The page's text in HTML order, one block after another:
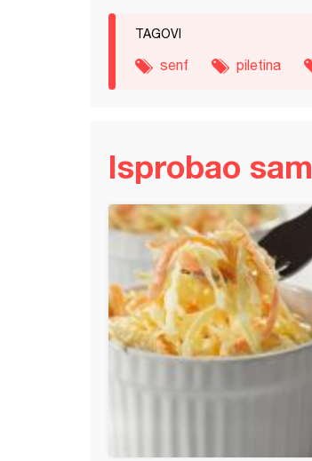
TAGOVI
senf piletina
Isprobao sam
Jolof pirinač sa piletinom